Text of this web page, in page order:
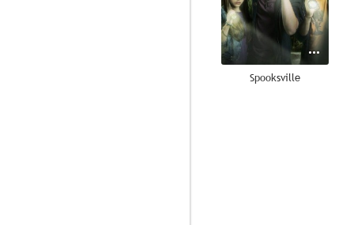
Spooksville